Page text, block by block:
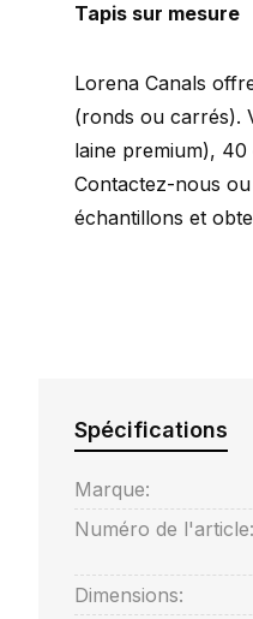
Tapis sur mesure
Lorena Canals
(ronds ou carrés).
laine premium),
Contactez-nous
échantillons et
Spécifications
Marque:
Numéro de l'article:
Dimensions: